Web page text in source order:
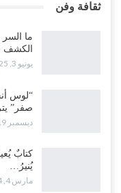
ثقافة وفن
يونيو 3, 2025
“لوس
صفر”
ديسمبر 19, 2024
كتابٌ
يُنيرُ…
مارس 4, 2024